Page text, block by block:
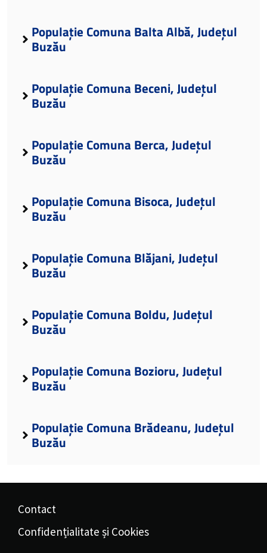
Populație Comuna Balta Albă, Județul
Buzău
Populație Comuna Beceni, Județul
Buzău
Populație Comuna Berca, Județul
Buzău
Populație Comuna Bisoca, Județul
Buzău
Populație Comuna Blăjani, Județul
Buzău
Populație Comuna Boldu, Județul
Buzău
Populație Comuna Bozioru, Județul
Buzău
Populație Comuna Brădeanu, Județul
Buzău
Contact
Confidențialitate și Cookies